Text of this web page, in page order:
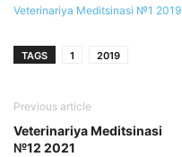
Veterinariya Meditsinasi №1 2019
TAGS 1 2019
Previous article
Veterinariya Meditsinasi
№12 2021